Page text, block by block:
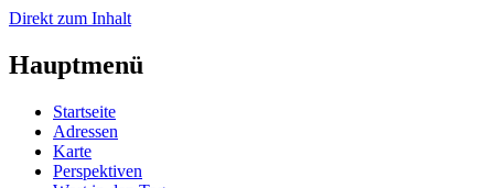
Direkt zum Inhalt
Hauptmenü
Startseite
Adressen
Karte
Perspektiven